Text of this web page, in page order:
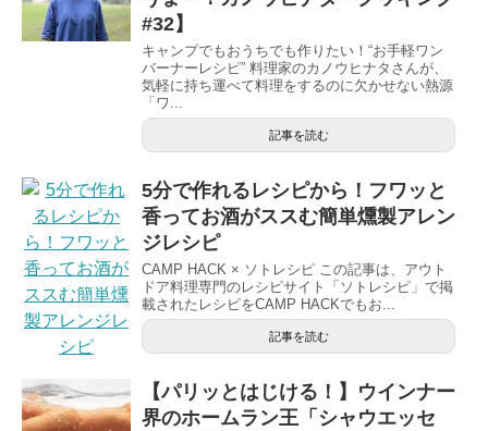
#32】
キャンプでもおうちでも作りたい！“お手軽ワン
バーナーレシピ” 料理家のカノウヒナタさんが、
気軽に持ち運べて料理をするのに欠かせない熱源
「ワ...
記事を読む
5分で作れるレシピから！フワッと
香ってお酒がススむ簡単燻製アレン
ジレシピ
CAMP HACK × ソトレシピ この記事は、アウト
ドア料理専門のレシピサイト「ソトレシピ」で掲
載されたレシピをCAMP HACKでもお...
記事を読む
【パリッとはじける！】ウインナー
界のホームラン王「シャウエッセ